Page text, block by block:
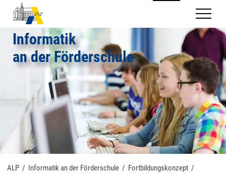
Informatik
an der Förderschule
ALP / Informatik an der Förderschule / Fortbildungskonzept /